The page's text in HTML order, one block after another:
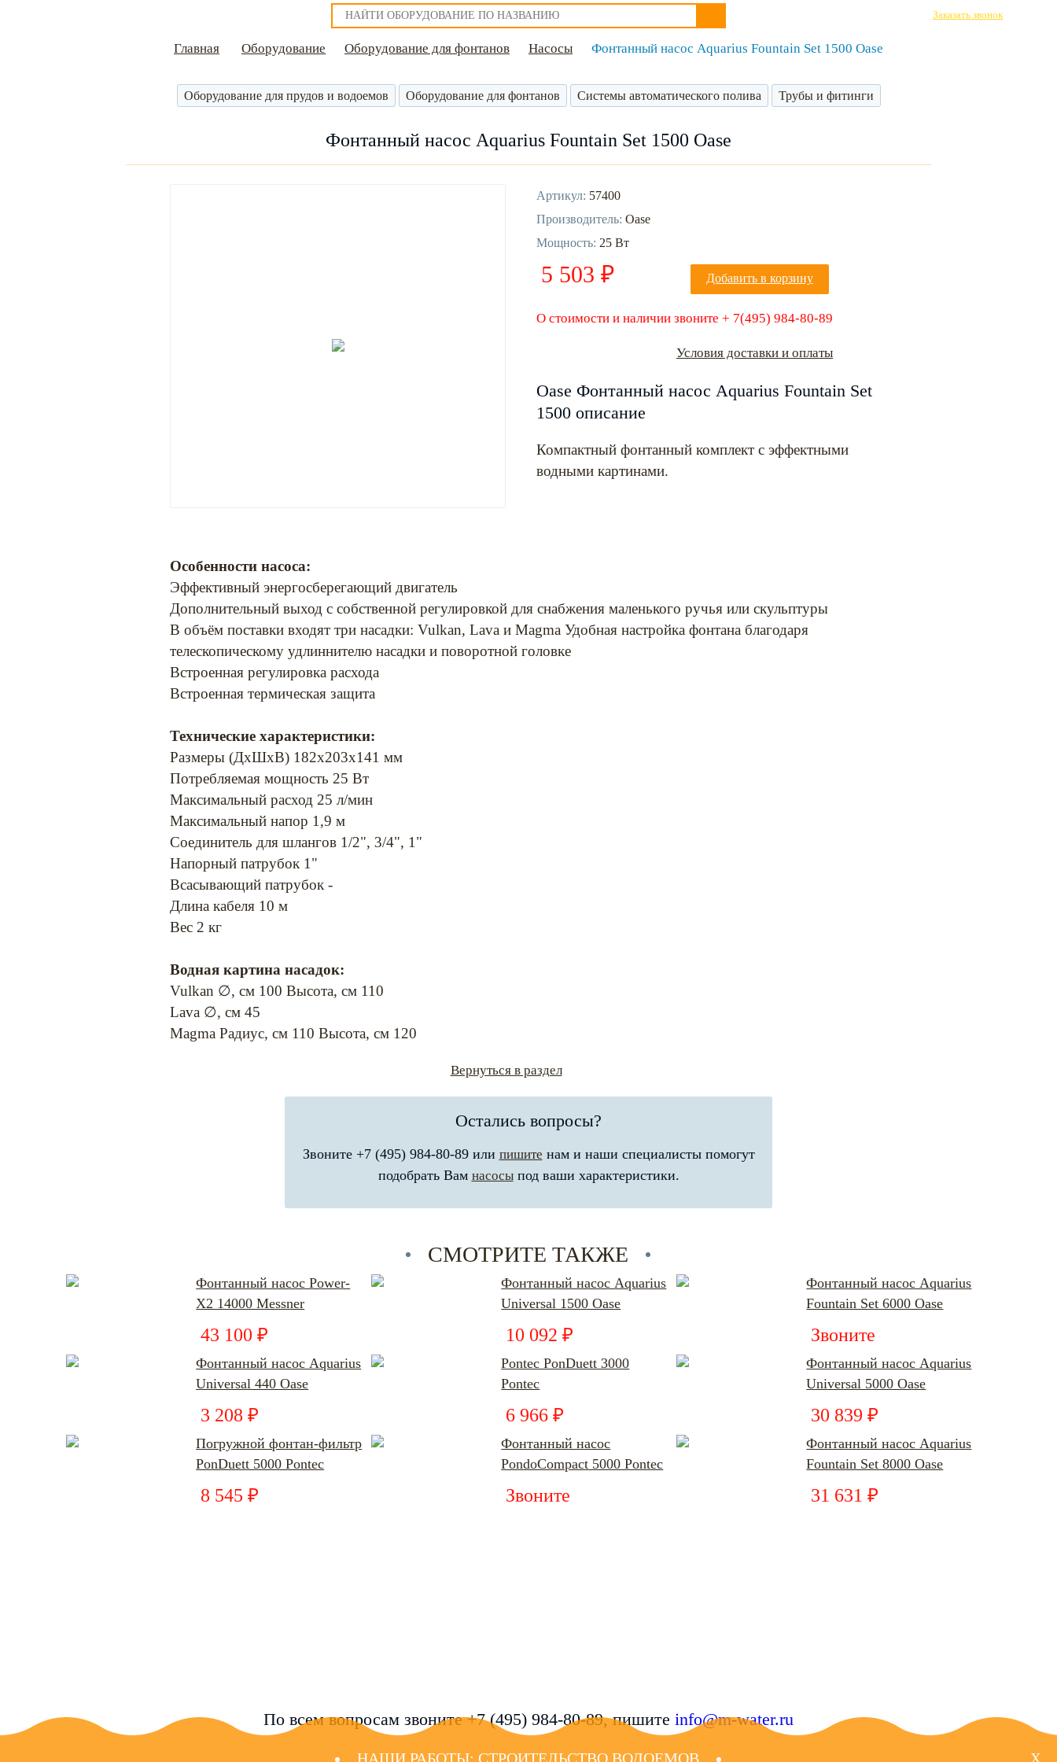
Заказать звонок
Главная Оборудование Оборудование для фонтанов Насосы Фонтанный насос Aquarius Fountain Set 1500 Oase
Оборудование для прудов и водоемов Оборудование для фонтанов Системы автоматического полива Трубы и фитинги
Фонтанный насос Aquarius Fountain Set 1500 Oase
Артикул: 57400
Производитель: Oase
Мощность: 25 Вт
5 503 ₽ Добавить в корзину
О стоимости и наличии звоните + 7(495) 984-80-89
Условия доставки и оплаты
Oase Фонтанный насос Aquarius Fountain Set
1500 описание
Компактный фонтанный комплект с эффектными
водными картинами.
Особенности насоса:
Эффективный энергосберегающий двигатель
Дополнительный выход с собственной регулировкой для снабжения маленького ручья или скульптуры
В объём поставки входят три насадки: Vulkan, Lava и Magma Удобная настройка фонтана благодаря
телескопическому удлиннителю насадки и поворотной головке
Встроенная регулировка расхода
Встроенная термическая защита
Технические характеристики:
Размеры (ДхШхВ) 182х203х141 мм
Потребляемая мощность 25 Вт
Максимальный расход 25 л/мин
Максимальный напор 1,9 м
Соединитель для шлангов 1/2", 3/4", 1"
Напорный патрубок 1"
Всасывающий патрубок -
Длина кабеля 10 м
Вес 2 кг
Водная картина насадок:
Vulkan ∅, см 100 Высота, см 110
Lava ∅, см 45
Magma Радиус, см 110 Высота, см 120
Вернуться в раздел
Остались вопросы?
Звоните +7 (495) 984-80-89 или пишите нам и наши специалисты помогут
подобрать Вам насосыпод ваши характеристики.
СМОТРИТЕ ТАКЖЕ
Фонтанный насос Power-
X2 14000 Messner
43 100 ₽
Фонтанный насос Aquarius
Universal 1500 Oase
10 092 ₽
Фонтанный насос Aquarius
Fountain Set 6000 Oase
Звоните
Фонтанный насос Aquarius
Universal 440 Oase
3 208 ₽
Pontec PonDuett 3000
Pontec
6 966 ₽
Фонтанный насос Aquarius
Universal 5000 Oase
30 839 ₽
Погружной фонтан-фильтр
PonDuett 5000 Pontec
8 545 ₽
Фонтанный насос
PondoCompact 5000 Pontec
Звоните
Фонтанный насос Aquarius
Fountain Set 8000 Oase
31 631 ₽
По всем вопросам звоните +7 (495) 984-80-89, пишите info@m-water.ru
X
НАШИ РАБОТЫ: СТРОИТЕЛЬСТВО ВОДОЕМОВ